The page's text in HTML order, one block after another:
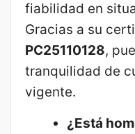
fiabilidad en
Gracias a su
PC25110128,
tranquilidad de
vigente.
¿Está